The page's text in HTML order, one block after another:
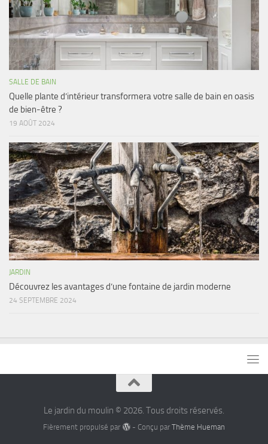
SALLE DE BAIN
Quelle plante d’intérieur transformera votre salle de bain en oasis
de bien-être ?
19 AOÛT 2024
JARDIN
Découvrez les avantages d’une fontaine de jardin moderne
24 SEPTEMBRE 2024
Le jardin du moulin © 2026. Tous droits réservés.
Fièrement propulsé par - Conçu par Thème Hueman